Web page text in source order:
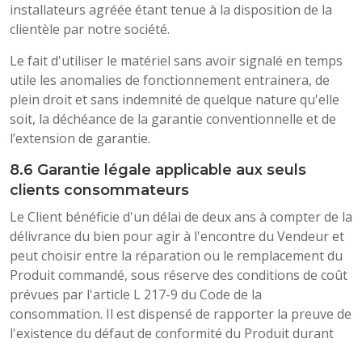
installateurs agréée étant tenue à la disposition de la
clientèle par notre société.
Le fait d'utiliser le matériel sans avoir signalé en temps
utile les anomalies de fonctionnement entrainera, de
plein droit et sans indemnité de quelque nature qu'elle
soit, la déchéance de la garantie conventionnelle et de
l’extension de garantie.
8.6 Garantie légale applicable aux seuls
clients consommateurs
Le Client bénéficie d'un délai de deux ans à compter de la
délivrance du bien pour agir à l'encontre du Vendeur et
peut choisir entre la réparation ou le remplacement du
Produit commandé, sous réserve des conditions de coût
prévues par l'article L 217-9 du Code de la
consommation. Il est dispensé de rapporter la preuve de
l'existence du défaut de conformité du Produit durant